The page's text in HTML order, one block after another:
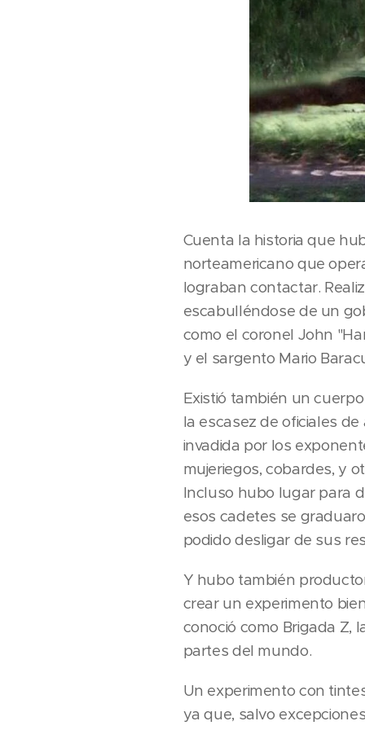
Cuenta la historia que
norteamericano que
lograban contactar.
escabulléndose de un
como el coronel John
y el sargento Mario
Existió también un
la escasez de oficiales
invadida por los
mujeriegos, cobardes, y
Incluso hubo lugar para
esos cadetes se
podido desligar de sus
Y hubo también
crear un experimento
conoció como Brigada Z,
partes del mundo.
Un experimento con
ya que, salvo